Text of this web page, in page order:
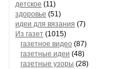
детское (11)
здоровье (51)
идеи для вязания (7)
Из газет (1015)
газетное видео (87)
газетные идеи (48)
газетные узоры (28)